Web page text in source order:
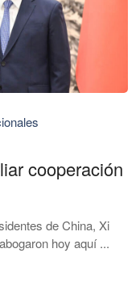
cooperación
de China, Xi
hoy aquí ...